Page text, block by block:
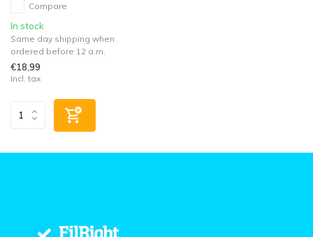
Compare
In stock
Same day shipping when
ordered before 12 a.m.
€18,99
Incl. tax